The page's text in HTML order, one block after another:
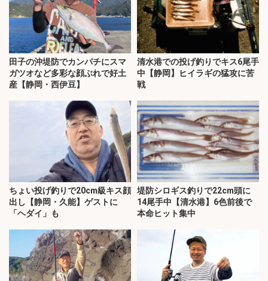
田子の沖堤防でカンパチにスマ
ガツオなど多彩な顔ぶれで好土
産【静岡・西伊豆】
清水港での投げ釣りでキス6尾手
中【静岡】ヒイラギの猛攻に苦
戦
ちょい投げ釣りで20cm級キス顔
出し【静岡・久能】ゲストに
「ヘダイ」も
堤防シロギス釣りで22cm頭に
14尾手中【清水港】6色前後で
本命ヒット集中